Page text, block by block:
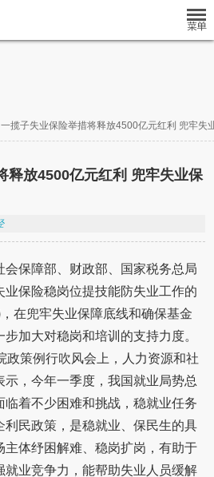
一揽子失业保险举措将释放4500亿元红利 兜牢失
释放4500亿元红利 兜牢失业保
会保障部、财政部、国家税务总局
保险稳岗位提技能防失业工作的
在兜牢失业保障底线和确保基金
加大对稳岗和培训的支持力度。
政策例行吹风会上，人力资源和社
，今年一季度，我国就业局势总
着不少困难和挑战，稳就业任务
利民政策，是稳就业、保民生的具
主体纾困解难、稳岗扩岗，有助于
就业竞争力，能帮助失业人员缓解